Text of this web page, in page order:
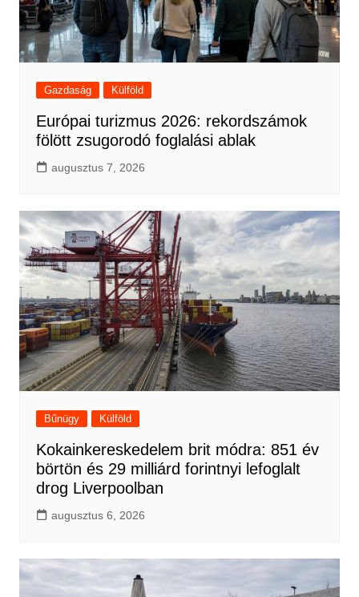
Gazdaság Külföld
Európai turizmus 2026: rekordszámok
fölött zsugorodó foglalási ablak
augusztus 7, 2026
Bűnügy Külföld
Kokainkereskedelem brit módra: 851 év
börtön és 29 milliárd forintnyi lefoglalt
drog Liverpoolban
augusztus 6, 2026